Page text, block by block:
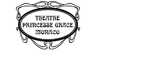
Le TPG
Panneau de gestion des cookies